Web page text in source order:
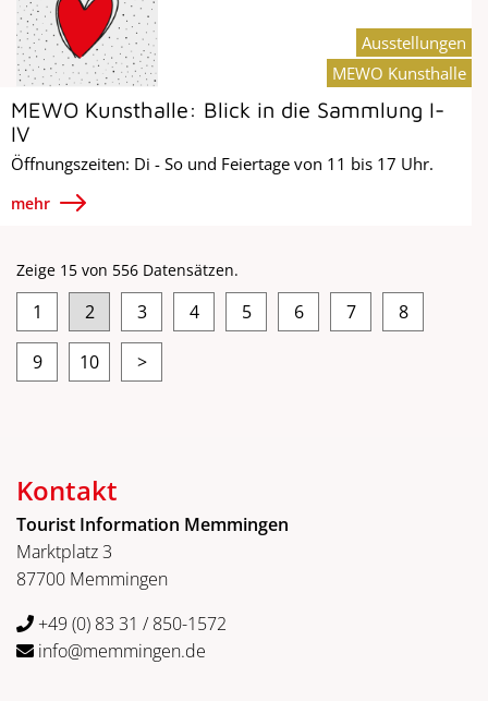
MEWO Kunsthalle: Blick in die Sammlung I-
IV
Öffnungszeiten: Di - So und Feiertage von 11 bis 17 Uhr.
mehr
Ausstellungen
MEWO Kunsthalle
Zeige 15 von 556 Datensätzen.
1 2 3 4 5 6 7 8
9 10 >
Kontakt
Tourist Information Memmingen
Marktplatz 3
87700 Memmingen
+49 (0) 83 31 / 850-1572
info@memmingen.de